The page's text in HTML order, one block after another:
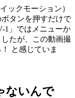
ックモーション）
タンを押すだけで
1」ではメニューか
たが、この動画撮
と感じていま
ないんで